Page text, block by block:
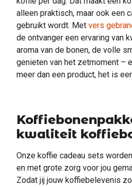
alleen praktisch, maar ook een
gebruikt wordt. Met vers
de ontvanger een ervaring van
aroma van de bonen, de volle
genieten van het zetmoment –
meer dan een product, het is
kwaliteit
Onze koffie cadeau sets
en met grote zorg voor jou
Zodat jij jouw koffiebelevenis